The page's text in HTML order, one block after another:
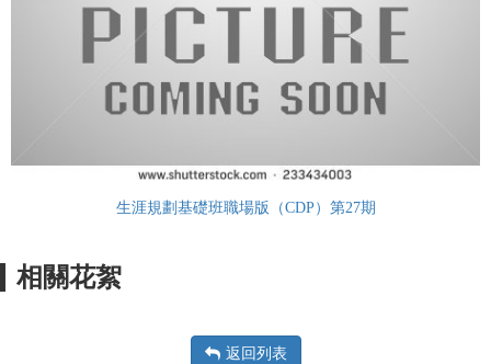
生涯規劃基礎班職場版（CDP）第27期
相關花絮
返回列表